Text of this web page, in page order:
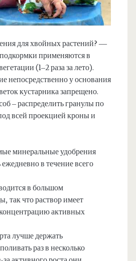
для хвойных растений? —
применяются в
(1–2 раза за лето).
непосредственно у основания
кустарника запрещено.
– распределить гранулы по
всей проекцией кроны и
минеральные удобрения
в течение всего
в большом
так что раствор имеет
активных
лучше держать
раз в несколько